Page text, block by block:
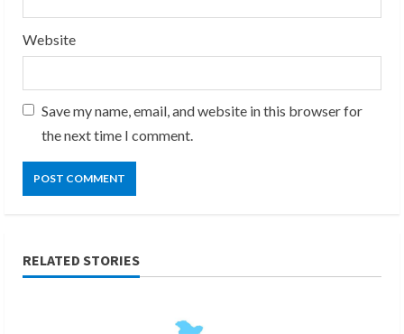
Website
Save my name, email, and website in this browser for
the next time I comment.
RELATED STORIES